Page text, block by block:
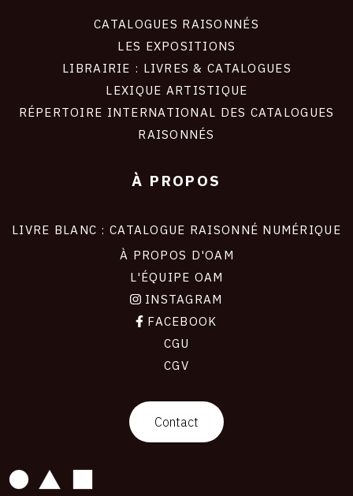
CATALOGUES RAISONNÉS
LES EXPOSITIONS
LIBRAIRIE : LIVRES & CATALOGUES
LEXIQUE ARTISTIQUE
RÉPERTOIRE INTERNATIONAL DES CATALOGUES
RAISONNÉS
À PROPOS
LIVRE BLANC : CATALOGUE RAISONNÉ NUMÉRIQUE
À PROPOS D'OAM
L'ÉQUIPE OAM
INSTAGRAM
FACEBOOK
CGU
CGV
Contact